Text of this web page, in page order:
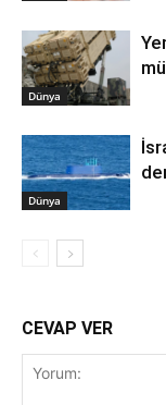
Dünya
Dünya
CEVAP VER